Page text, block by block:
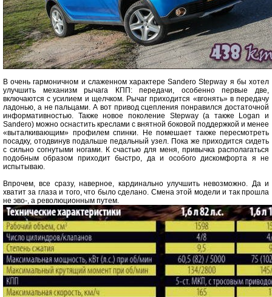
В очень гармоничном и слаженном характере Sandero Stepway я бы хотел
улучшить механизм рычага КПП: передачи, особенно первые две,
включаются с усилием и щелчком. Рычаг приходится «вгонять» в передачу
ладонью, а не пальцами. А вот привод сцепления понравился достаточной
информативностью. Также новое поколение Stepway (а также Logan и
Sandero) можно оснастить креслами с внятной боковой поддержкой и менее
«выталкивающим» профилем спинки. Не помешает также пересмотреть
посадку, отодвинув подальше педальный узел. Пока же приходится сидеть
с сильно согнутыми ногами. К счастью для меня, привычка располагаться
подобным образом приходит быстро, да и особого дискомфорта я не
испытываю.
Впрочем, все сразу, наверное, кардинально улучшить невозможно. Да и
хватит за глаза и того, что было сделано. Смена этой модели и так прошла
не эво-, а революционным путем.